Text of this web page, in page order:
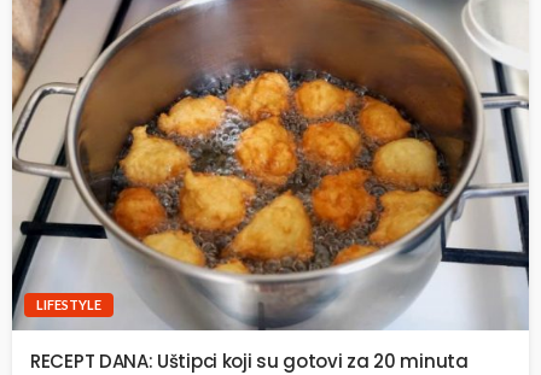
LIFESTYLE
RECEPT DANA: Uštipci koji su gotovi za 20 minuta